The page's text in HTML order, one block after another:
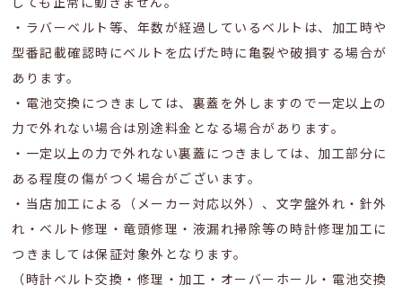
・ラバーベルト等、年数が経過しているベルトは、加工時や
型番記載確認時にベルトを広げた時に亀裂や破損する場合が
あります。
・電池交換につきましては、裏蓋を外しますので一定以上の
力で外れない場合は別途料金となる場合があります。
・一定以上の力で外れない裏蓋につきましては、加工部分に
ある程度の傷がつく場合がございます。
・当店加工による（メーカー対応以外）、文字盤外れ・針外
れ・ベルト修理・竜頭修理・液漏れ掃除等の時計修理加工に
つきましては保証対象外となります。
（時計ベルト交換・修理・加工・オーバーホール・電池交換